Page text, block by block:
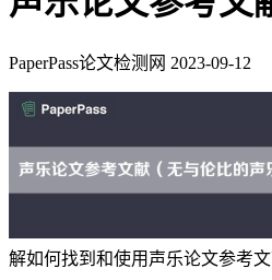
PaperPass论文检测网 2023-09-12
解如何找到和使用声乐论文参考